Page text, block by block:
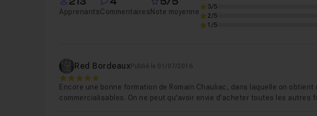
ApprenantsCommentairesNote moyenne
3/5
2/5
1/5
Red Bordeaux Publié le 01/07/2016
5
Encore une bonne formation de Romain Chauliac, dans laquelle on
commercialisables. On ne peut qu'avoir envie d'acheter toutes les autres